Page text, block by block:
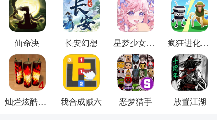
仙命决 长安幻想 星梦少女换装 疯狂进化防卫战
灿烂炫酷模拟器 我合成贼六 恶梦猎手 放置江湖